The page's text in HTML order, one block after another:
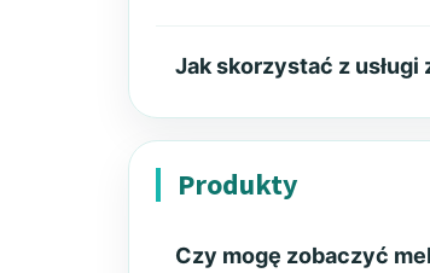
Jak skorzystać z
Produkty
Czy mogę zobaczyć